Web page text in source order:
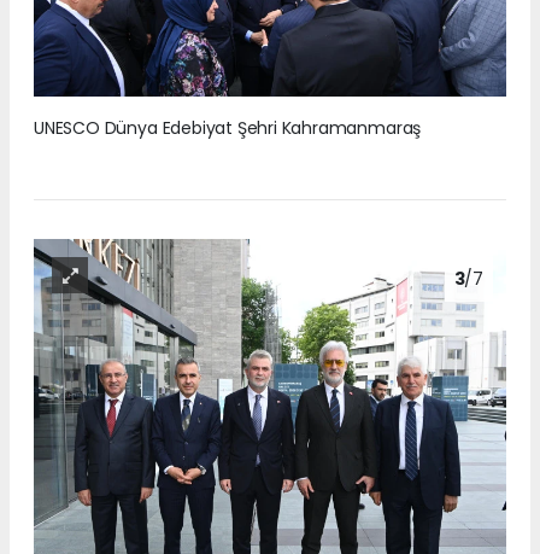
UNESCO Dünya Edebiyat Şehri Kahramanmaraş
3/7